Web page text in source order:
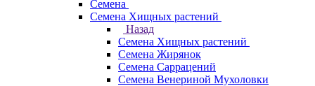
Семена
Семена Хищных растений
Назад
Семена Хищных растений
Семена Жирянок
Семена Саррацений
Семена Венериной Мухоловки